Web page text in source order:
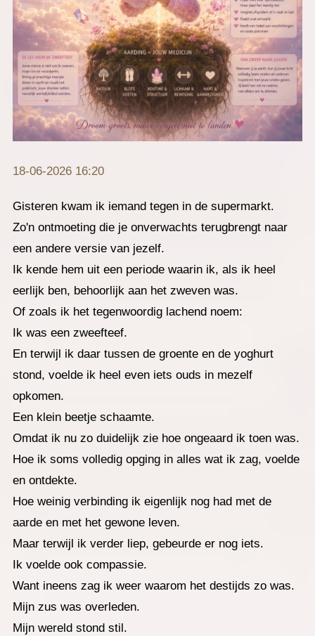
18-06-2026 16:20
Gisteren kwam ik iemand tegen in de supermarkt.
Zo'n ontmoeting die je onverwachts terugbrengt naar
een andere versie van jezelf.
Ik kende hem uit een periode waarin ik, als ik heel
eerlijk ben, behoorlijk aan het zweven was.
Of zoals ik het tegenwoordig lachend noem:
Ik was een zweefteef.
En terwijl ik daar tussen de groente en de yoghurt
stond, voelde ik heel even iets ouds in mezelf
opkomen.
Een klein beetje schaamte.
Omdat ik nu zo duidelijk zie hoe ongeaard ik toen was.
Hoe ik soms volledig opging in alles wat ik zag, voelde
en ontdekte.
Hoe weinig verbinding ik eigenlijk nog had met de
aarde en met het gewone leven.
Maar terwijl ik verder liep, gebeurde er nog iets.
Ik voelde ook compassie.
Want ineens zag ik weer waarom het destijds zo was.
Mijn zus was overleden.
Mijn wereld stond stil.